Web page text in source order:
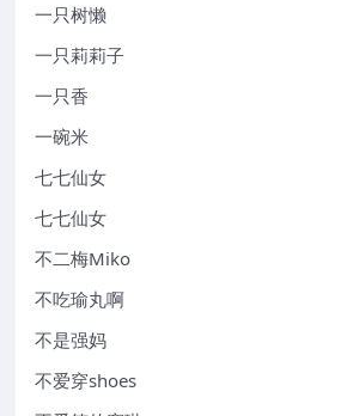
一只树懒
一只莉莉子
一只香
一碗米
七七仙女
七七仙女
不二梅Miko
不吃瑜丸啊
不是强妈
不爱穿shoes